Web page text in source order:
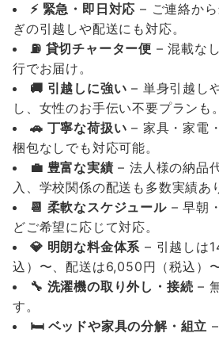
⚡️ 緊急・即日対応 – ご連絡か
ぎの引越しや配送にも対応。
⛽️ 貸切チャーター便 – 混載な
行でお届け。
🚚 引越しに強い – 単身引越し
し、女性のお手伝い不要プランも。
🚗 丁寧な荷扱い – 家具・家電
梱包なしでも対応可能。
💼 豊富な実績 – 法人様の納品
入、学校関係の配送も多数実績あ
📆 柔軟なスケジュール– 早朝
どご希望に応じて対応。
💎 明朗な料金体系 – 引越しは
込）〜、配送は6,050円（税込）〜
🔧 洗濯機の取り外し・接続 –
す。
🛏️ ベッドや家具の分解・組立